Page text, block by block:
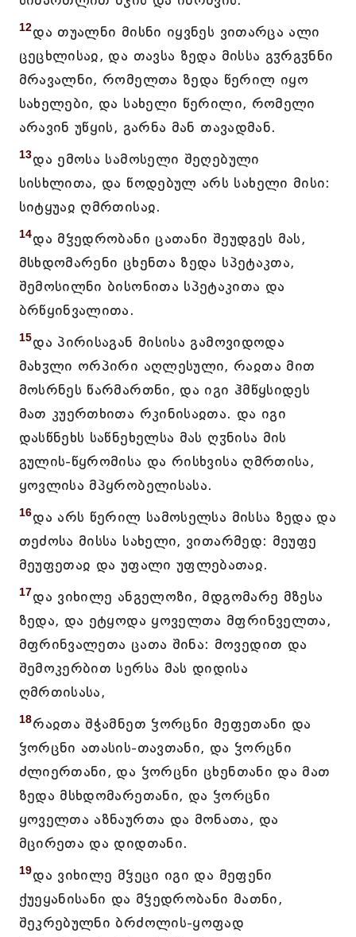
12და თუალნი მისნი იყვნეს ვითარცა ალი
ცეცხლისაჲ, და თავსა ზედა მისსა გჳრგჳნნი
მრავალნი, რომელთა ზედა წერილ იყო
სახელები, და სახელი წერილი, რომელი
არავინ უწყის, გარნა მან თავადმან.
13და ემოსა სამოსელი შეღებული
სისხლითა, და წოდებულ არს სახელი მისი:
სიტყუაჲ ღმრთისაჲ.
14და მჴედრობანი ცათანი შეუდგეს მას,
მსხდომარენი ცხენთა ზედა სპეტაკთა,
შემოსილნი ბისონითა სპეტაკითა და
ბრწყინვალითა.
15და პირისაგან მისისა გამოვიდოდა
მახჳლი ორპირი აღლესული, რაჲთა მით
მოსრნეს წარმართნი, და იგი ჰმწყსიდეს
მათ კუერთხითა რკინისაჲთა. და იგი
დასწნეხს საწნეხელსა მას ღჳნისა მის
გულის-წყრომისა და რისხვისა ღმრთისა,
ყოვლისა მპყრობელისასა.
16და არს წერილ სამოსელსა მისსა ზედა და
თეძოსა მისსა სახელი, ვითარმედ: მეუფე
მეუფეთაჲ და უფალი უფლებათაჲ.
17და ვიხილე ანგელოზი, მდგომარე მზესა
ზედა, და ეტყოდა ყოველთა მფრინველთა,
მფრინვალეთა ცათა შინა: მოვედით და
შემოკერბით სერსა მას დიდისა
ღმრთისასა,
18რაჲთა შჭამნეთ ჴორცნი მეფეთანი და
ჴორცნი ათასის-თავთანი, და ჴორცნი
ძლიერთანი, და ჴორცნი ცხენთანი და მათ
ზედა მსხდომარეთანი, და ჴორცნი
ყოველთა აზნაურთა და მონათა, და
მცირეთა და დიდთანი.
19და ვიხილე მჴეცი იგი და მეფენი
ქუეყანისანი და მჴედრობანი მათნი,
შეკრებულნი ბრძოლის-ყოფად